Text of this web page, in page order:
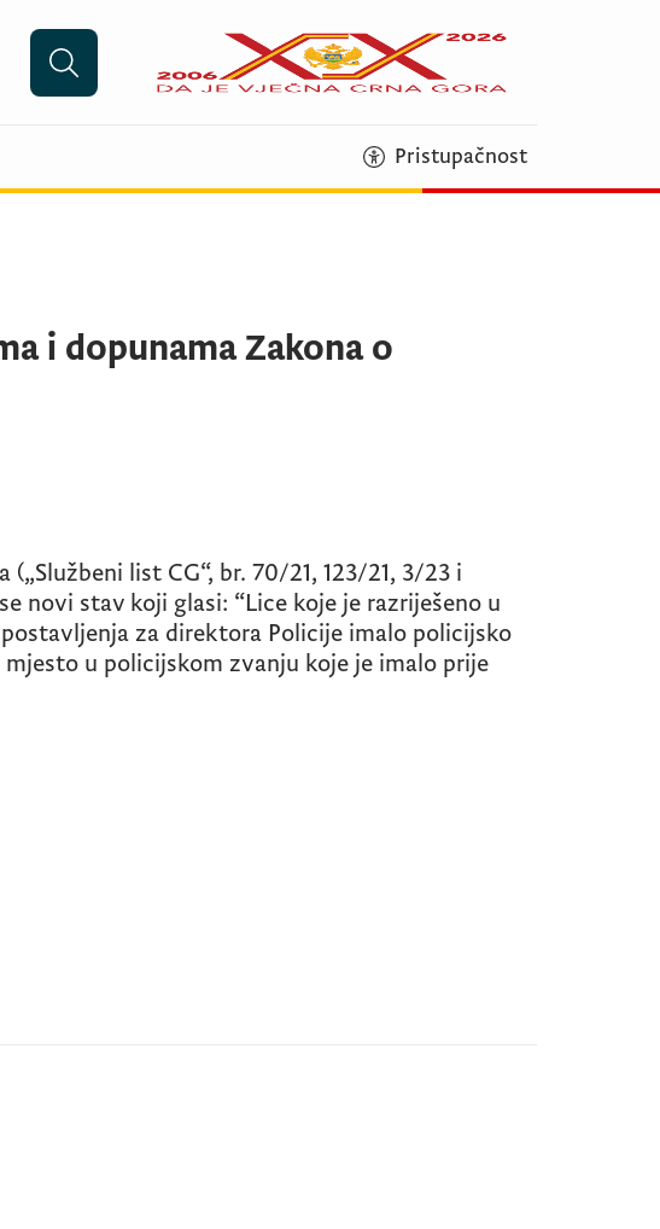
Pristupačnost
i dopunama Zakona o
list CG“, br. 70/21, 123/21, 3/23 i
novi stav koji glasi: “Lice koje je razriješeno u
za direktora Policije imalo policijsko
u policijskom zvanju koje je imalo prije